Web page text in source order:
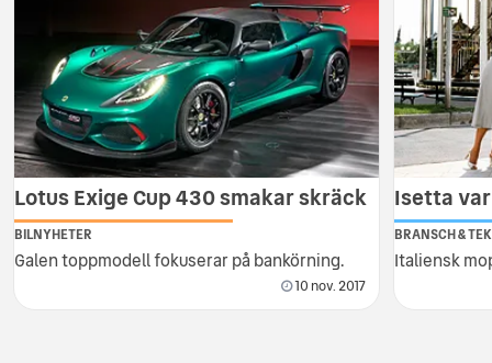
Lotus Exige Cup 430 smakar skräck
BILNYHETER
Galen toppmodell fokuserar på bankörning.
10 nov. 2017
Isetta
BRANSCH &
Italiensk